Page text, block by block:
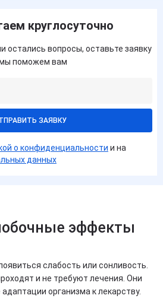
круглосуточно
остались вопросы, оставьте заявку
поможем вам
ЗАЯВКУ
о конфиденциальности и на
данных
эффекты
слабость или сонливость.
и не требуют лечения. Они
организма к лекарству.